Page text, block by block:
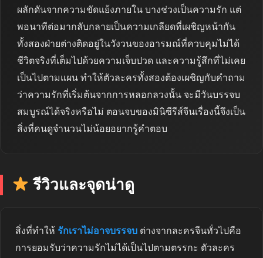
ผลักดันจากความขัดแย้งภายใน บางช่วงเป็นความรัก แต่
พอนาทีต่อมากลับกลายเป็นความเกลียดที่เผชิญหน้ากัน
ทั้งสองฝ่ายต่างติดอยู่ในวังวนของอารมณ์ที่ควบคุมไม่ได้
ชีวิตจริงที่เต็มไปด้วยความเจ็บปวด และความรู้สึกที่ไม่เคย
เป็นไปตามแผน ทำให้ตัวละครทั้งสองต้องเผชิญกับคำถาม
ว่าความรักที่เริ่มต้นจากการหลอกลวงนั้น จะมีวันบรรจบ
สมบูรณ์ได้จริงหรือไม่ ตอนจบของมินิซีรีส์จีนเรื่องนี้จึงเป็น
สิ่งที่คนดูจำนวนไม่น้อยอยากรู้คำตอบ
รีวิวและจุดน่าดู
สิ่งที่ทำให้ รักเราไม่อาจบรรจบ ต่างจากละครจีนทั่วไปคือ
การยอมรับว่าความรักไม่ได้เป็นไปตามตรรกะ ตัวละคร